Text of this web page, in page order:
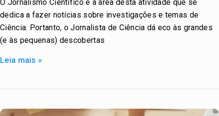
O Jornalismo Científico é a área desta atividade que se
dedica a fazer notícias sobre investigações e temas de
Ciência. Portanto, o Jornalista de Ciência dá eco às grandes
(e às pequenas) descobertas
/
Jornalismo
Científico
Leia mais »